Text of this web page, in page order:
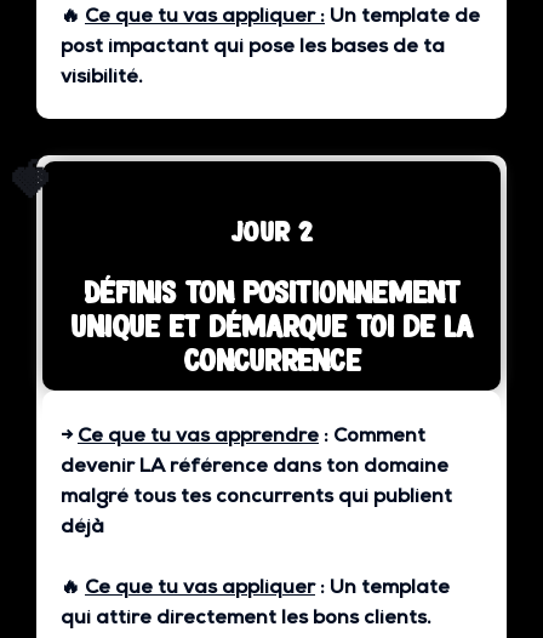
🔥 Ce que tu vas appliquer : Un template de
post impactant qui pose les bases de ta
visibilité.
🍓
jour 2
Définis ton positionnement
unique et démarque toi de la
concurrence
→ Ce que tu vas apprendre : Comment
devenir LA référence dans ton domaine
malgré tous tes concurrents qui publient
déjà
🔥 Ce que tu vas appliquer: Un template
qui attire directement les bons clients.